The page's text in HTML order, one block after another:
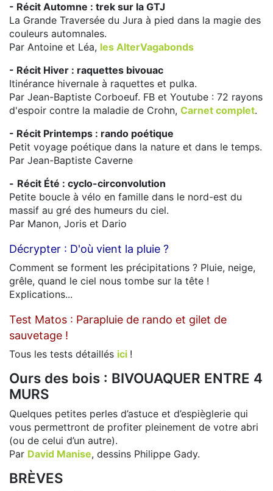
- Récit Automne : trek sur la GTJ
La Grande Traversée du Jura à pied dans la magie des
couleurs automnales.
Par Antoine et Léa, les AlterVagabonds
- Récit Hiver : raquettes bivouac
Itinérance hivernale à raquettes et pulka.
Par Jean-Baptiste Corboeuf. FB et Youtube : 72 rayons
d'espoir contre la maladie de Crohn, Carnet complet.
- Récit Printemps : rando poétique
Petit voyage poétique dans la nature et dans le temps.
Par Jean-Baptiste Caverne
- Récit Été : cyclo-circonvolution
Petite boucle à vélo en famille dans le nord-est du
massif au gré des humeurs du ciel.
Par Manon, Joris et Dario
Décrypter : D'où vient la pluie ?
Comment se forment les précipitations ? Pluie, neige,
grêle, quand le ciel nous tombe sur la tête !
Explications...
Test Matos : Parapluie de rando et gilet de
sauvetage !
Tous les tests détaillés ici !
Ours des bois : BIVOUAQUER ENTRE 4
MURS
Quelques petites perles d’astuce et d’espièglerie qui
vous permettront de profiter pleinement de votre abri
(ou de celui d’un autre).
Par David Manise, dessins Philippe Gady.
BRÈVES